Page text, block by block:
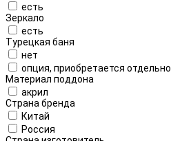
есть
Зеркало
есть
Турецкая баня
нет
опция, приобретается отдельно
Материал поддона
акрил
Страна бренда
Китай
Россия